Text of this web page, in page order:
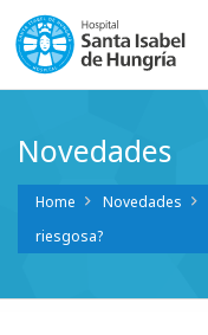
Novedades
Home Novedades
riesgosa?